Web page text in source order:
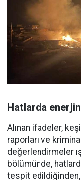
Hatlarda
Alınan ifadeler,
raporları ve
değerlendirmeler
bölümünde,
tespit edildiğinden,